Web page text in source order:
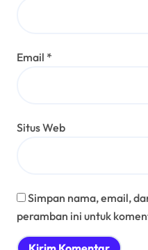
Email *
Situs Web
Simpan nama, email,
peramban ini untuk